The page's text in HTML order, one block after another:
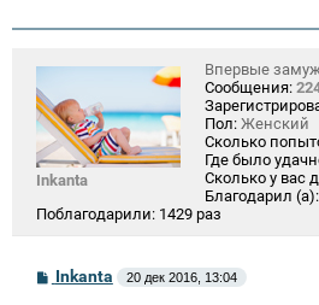
Inkanta
Впервые
Сообщения:
Пол: Женский
Сколько
Где было
Сколько у вас
Благодарил (а):
Поблагодарили: 1429 раз
СInkanta 20 дек 2016, 13:04